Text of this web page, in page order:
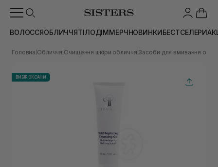
ВОЛОССЯОБЛИЧЧЯТІЛОДІММЕРЧНОВИНКИБЕСТСЕЛЕРИ
Головна Обличчя Очищення шкіри обличчя Засоби для вмивання
ВИБІР ОКСАНИ